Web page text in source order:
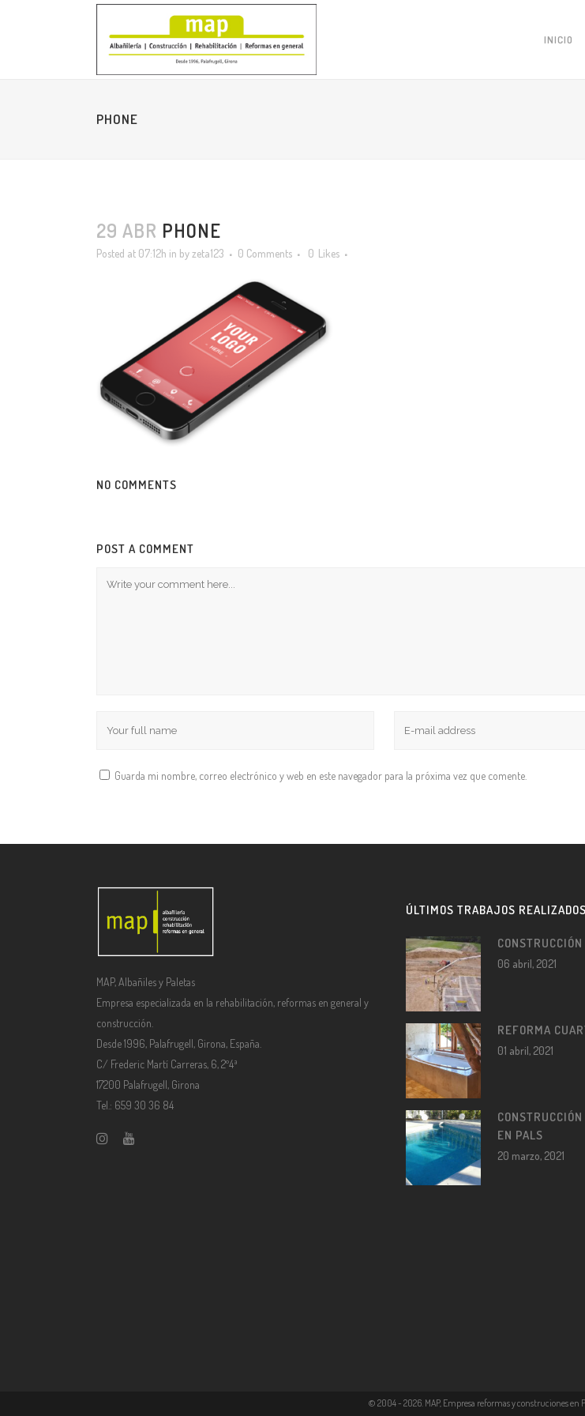
INICIO
PHONE
29 ABR PHONE
Posted at 07:12h in byzeta123 0 Comments 0 Likes
NO COMMENTS
POST A COMMENT
Guarda mi nombre, correo electrónico y web en este navegador para la próxima vez que comente.
MAP, Albañiles y Paletas
Empresa especializada en la rehabilitación, reformas en general y
construcción.
Desde 1996, Palafrugell, Girona, España.
C/ Frederic Martí Carreras, 6, 2º4ª
17200 Palafrugell, Girona
Tel.: 659 30 36 84
ÚLTIMOS TRABAJOS REALIZADOS
06 abril, 2021
REFORMA
01 abril, 2021
EN PALS
20 marzo, 2021
© 2004 - 2026. MAP, Empresa reformas y construciones en